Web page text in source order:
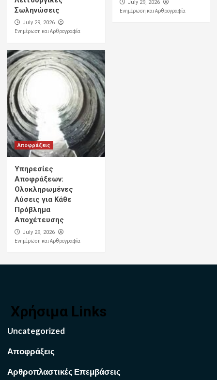
Σωληνώσεις
July 29, 2026
Ενημέρωση και Αρθρογραφία
July 29, 2026
Ενημέρωση και Αρθρογραφία
Αποφράξεις
Υπηρεσίες
Αποφράξεων:
Ολοκληρωμένες
Λύσεις για Κάθε
Πρόβλημα
Αποχέτευσης
July 29, 2026
Ενημέρωση και Αρθρογραφία
Χρήσιμα Links
Uncategorized
Αποφράξεις
Αρθροπλαστικές Επεμβάσεις